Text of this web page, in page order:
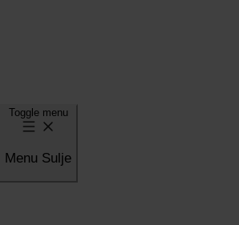
Toggle menu
Menu Sulje